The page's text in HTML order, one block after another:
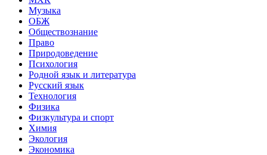
Музыка
ОБЖ
Обществознание
Право
Природоведение
Психология
Родной язык и литература
Русский язык
Технология
Физика
Физкультура и спорт
Химия
Экология
Экономика